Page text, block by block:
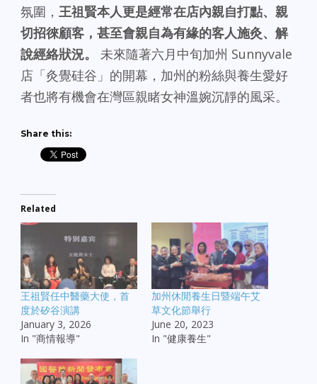
氛圍， 王祖賢本人更是經常在店內親自打點、親
切招徠顧客，甚至會親自為有緣的客人施灸、解
說經絡狀況。
未來隨著六月中旬加州 Sunnyvale
店「灸覺硅谷」的開幕，加州的粉絲與養生愛好
者也將有機會在灣區親睹女神溫婉沉靜的風采。
Share this:
Related
王祖賢任中醫藥大使，首
度於矽谷演講
January 3, 2026
In "商情報導"
加州休閒養生日暨端午艾
草文化節舉行
June 20, 2023
In "健康養生"